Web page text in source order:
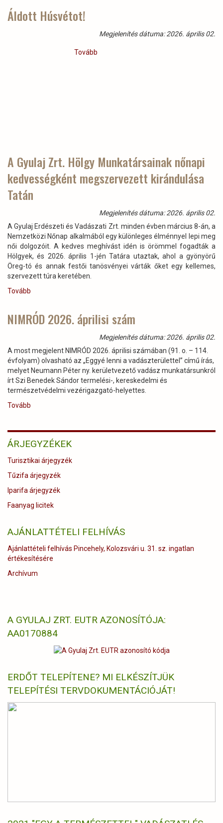
megőrzését
a
Áldott Húsvétot!
Megjelenítés dátuma: 2026. április 02.
Tovább
A Gyulaj Zrt. Hölgy Munkatársainak nőnapi
kedvességként megszervezett kirándulása
Tatán
Megjelenítés dátuma: 2026. április 02.
A Gyulaj Erdészeti és Vadászati Zrt. minden évben március 8-án, a
Nemzetközi Nőnap alkalmából egy különleges élménnyel lepi meg
női dolgozóit. A kedves meghívást idén is örömmel fogadták a
Hölgyek, és 2026. április 1-jén Tatára utaztak, ahol a gyönyörű
Öreg-tó és annak festői tanösvényei várták őket egy kellemes,
szervezett túra keretében.
Tovább
Zrt.
Hölgy
kedvességként
megszervezett
kirándulása
Tatán)
NIMRÓD 2026. áprilisi szám
Megjelenítés dátuma: 2026. április 02.
A most megjelent NIMRÓD 2026. áprilisi számában (91. o. – 114.
évfolyam) olvasható az „Eggyé lenni a vadászterülettel” című írás,
melyet Neumann Péter ny. kerületvezető vadász munkatársunkról
írt Szi Benedek Sándor termelési-, kereskedelmi és
természetvédelmi vezérigazgató-helyettes.
Tovább
ÁRJEGYZÉKEK
Turisztikai árjegyzék
Tűzifa árjegyzék
Iparifa árjegyzék
Faanyag licitek
AJÁNLATTÉTELI FELHÍVÁS
Ajánlattételi felhívás Pincehely, Kolozsvári u. 31. sz. ingatlan
értékesítésére
Archívum
A GYULAJ ZRT. EUTR AZONOSÍTÓJA:
AA0170884
ERDŐT TELEPÍTENE? MI ELKÉSZÍTJÜK
TELEPÍTÉSI TERVDOKUMENTÁCIÓJÁT!